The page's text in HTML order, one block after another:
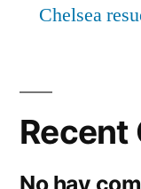
Chelsea
Recent
No hay